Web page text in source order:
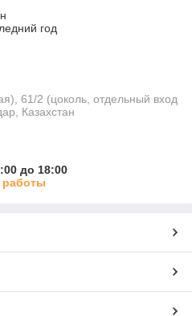
пружины для
положение и
предотвращения утечек. В
DMF-Y-76S, конструкция
монтажа, что позволяет
в резервуар сжатого
системы. Общая
характеризуется
клапанов
Принцип работы импульсных
генерации кратковременных
год
61/2 (цоколь, отдельный вход
Казахстан
до 18:00
работы